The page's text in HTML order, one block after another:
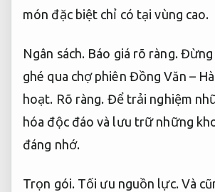
món đặc biệt chỉ có tại vùng cao.
Ngân sách. Báo giá rõ ràng. Đừng
ghé qua chợ phiên Đồng Văn –
hoạt. Rõ ràng. Để trải nghiệm
hóa độc đáo và lưu trữ những
đáng nhớ.
Trọn gói. Tối ưu nguồn lực.Và